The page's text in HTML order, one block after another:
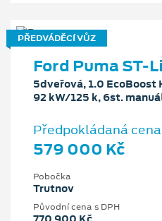
PŘEDVÁDĚCÍ VŮZ
Ford Puma ST-
5dveřová, 1.0 EcoBoost
92 kW/125 k, 6st.
Předpokládaná cena
579 000 Kč
Pobočka
Trutnov
Původní cena s DPH